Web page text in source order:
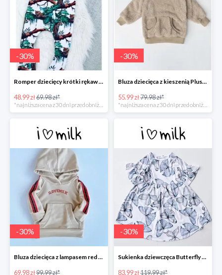
-30%
Romper dziecięcy krótki rękaw "leopard" -30%
48.99 zł69.98 zł*
-30%
Bluza dziecięca z kieszenią Plush Beżowa -30%
55.99 zł79.98 zł*
-30%
Bluza dziecięca z lampasem red Beżowa -30%
69.98 zł99.99 zł*
-30%
Sukienka dziewczęca Butterfly print Błękitna -30%
83.99 zł119.99 zł*